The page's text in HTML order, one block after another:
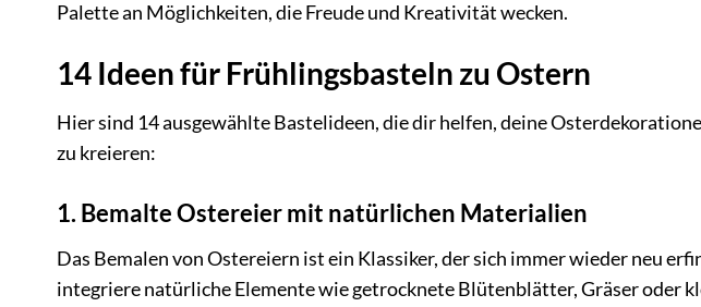
Palette an Möglichkeiten, die Freude und Kreativität wecken.
14 Ideen für Frühlingsbasteln zu Ostern
Hier sind 14 ausgewählte Bastelideen, die dir helfen, deine
zu kreieren:
1. Bemalte Ostereier mit natürlichen Materialien
Das Bemalen von Ostereiern ist ein Klassiker, der sich immer wieder neu
integriere natürliche Elemente wie getrocknete Blütenblätter, Gräser oder